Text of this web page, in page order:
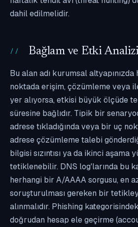
dahil edilmelidir.
Bağlam ve Etki
Bu alan adı kurumsal
noktada erişim, çözümleme veya
yer alıyorsa, etkisi büyük ölçüde
süresine bağlıdır. Tipik bir
adrese tıkladığında veya bir uç
adrese çözümleme talebi
bilgisi sızıntısı ya da ikinci aşama
tetiklenebilir. DNS log'larında bu
herhangi bir A/AAAA sorgusu, en
soruşturulması gereken bir
alınmalıdır. Phishing
doğrudan hesap ele geçirme